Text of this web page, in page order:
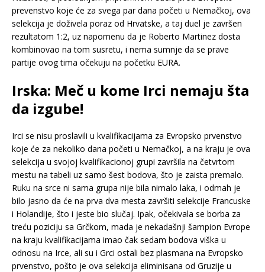
prevenstvo koje će za svega par dana početi u Nemačkoj, ova
selekcija je doživela poraz od Hrvatske, a taj duel je završen
rezultatom 1:2, uz napomenu da je Roberto Martinez dosta
kombinovao na tom susretu, i nema sumnje da se prave
partije ovog tima očekuju na početku EURA.
Irska: Meč u kome Irci nemaju šta
da izgube!
Irci se nisu proslavili u kvalifikacijama za Evropsko prvenstvo
koje će za nekoliko dana početi u Nemačkoj, a na kraju je ova
selekcija u svojoj kvalifikacionoj grupi završila na četvrtom
mestu na tabeli uz samo šest bodova, što je zaista premalo.
Ruku na srce ni sama grupa nije bila nimalo laka, i odmah je
bilo jasno da će na prva dva mesta završiti selekcije Francuske
i Holandije, što i jeste bio slučaj. Ipak, očekivala se borba za
treću poziciju sa Grčkom, mada je nekadašnji šampion Evrope
na kraju kvalifikacijama imao čak sedam bodova viška u
odnosu na Irce, ali su i Grci ostali bez plasmana na Evropsko
prvenstvo, pošto je ova selekcija eliminisana od Gruzije u